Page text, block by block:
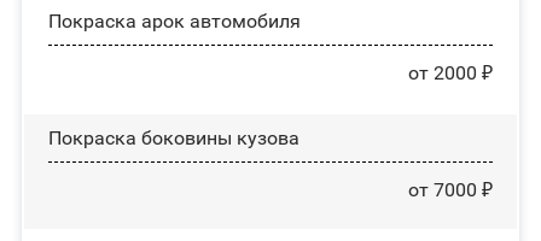
Покраска арок автомобиля
от 2000 ₽
Покраска боковины кузова
от 7000 ₽